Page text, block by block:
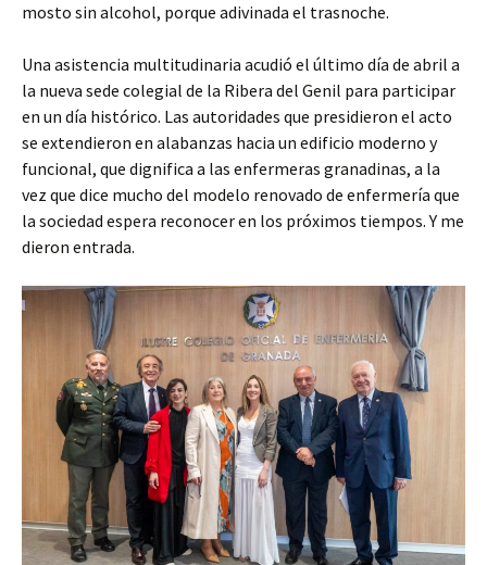
mosto sin alcohol, porque adivinada el trasnoche.
Una asistencia multitudinaria acudió el último día de abril a
la nueva sede colegial de la Ribera del Genil para participar
en un día histórico. Las autoridades que presidieron el acto
se extendieron en alabanzas hacia un edificio moderno y
funcional, que dignifica a las enfermeras granadinas, a la
vez que dice mucho del modelo renovado de enfermería que
la sociedad espera reconocer en los próximos tiempos. Y me
dieron entrada.